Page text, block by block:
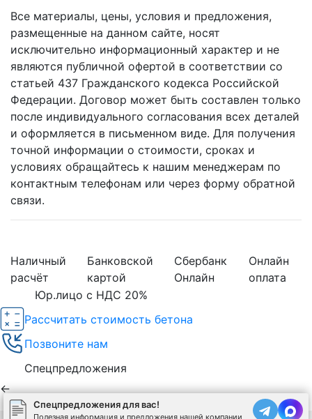
Все материалы, цены, условия и предложения,
размещенные на данном сайте, носят
исключительно информационный характер и не
являются публичной офертой в соответствии со
статьей 437 Гражданского кодекса Российской
Федерации. Договор может быть составлен только
после индивидуального согласования всех деталей
и оформляется в письменном виде. Для получения
точной информации о стоимости, сроках и
условиях обращайтесь к нашим менеджерам по
контактным телефонам или через форму обратной
связи.
Наличный
расчёт
Банковской
картой
Сбербанк
Онлайн
Онлайн
оплата
Юр.лицо с НДС 20%
Спецпредложения для вас!
Полезная информация и предложения нашей компании
Рассчитать стоимость бетона
Позвоните нам
Спецпредложения
←